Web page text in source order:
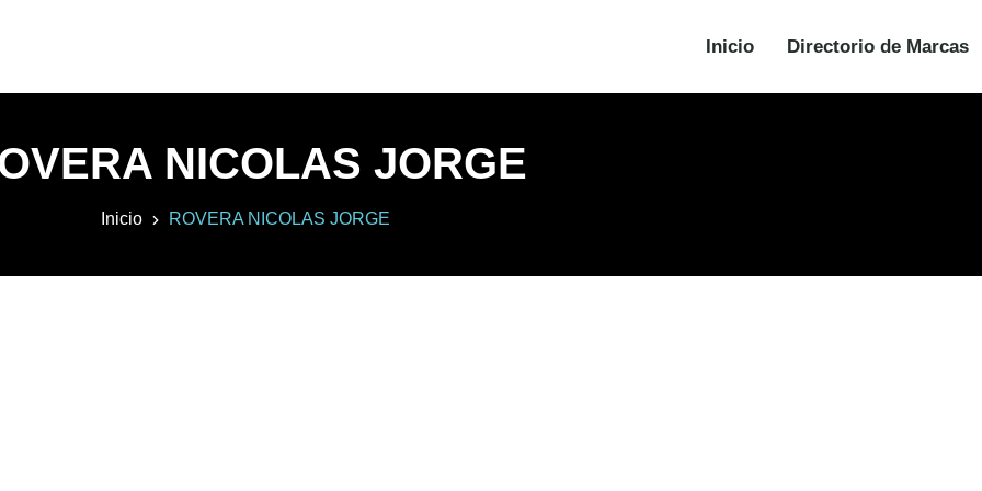
Inicio Directorio de Marcas
NICOLAS JORGE
Inicio ROVERA NICOLAS JORGE